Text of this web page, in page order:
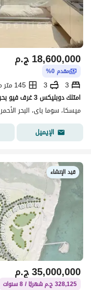
ج.م18,600,000
مقدم 0%
3
3
145 متر مربع
امتلك دوبليكس 3 غرف فيو بحر بتقسيط على 8 سنوات لاول مره
ميسكا، سوما باى، البحر الأحمر
الإيميل
قيد الإنشاء
ج.م35,000,000
328,125 ج.م شهريًا / 8 سنوات